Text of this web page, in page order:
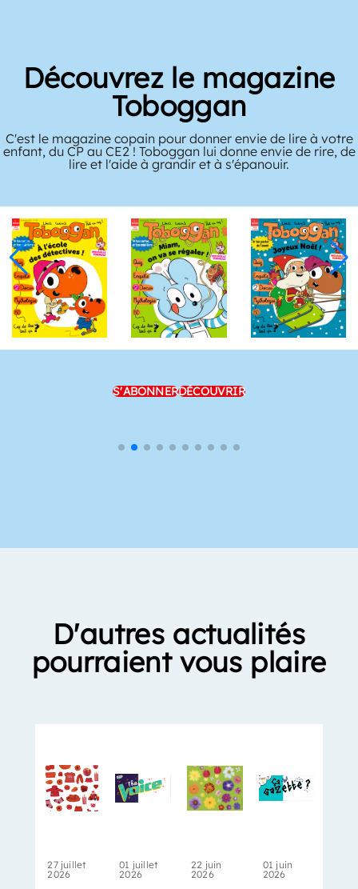
Découvrez le magazine
Toboggan
C'est le magazine copain pour donner envie de lire à votre
enfant, du CP au CE2 ! Toboggan lui donne envie de rire, de
lire et l'aide à grandir et à s'épanouir.
S'ABONNERDÉCOUVRIR
D'autres actualités
pourraient vous plaire
27 juillet
2026
01 juillet
2026
22 juin
2026
01 juin
2026